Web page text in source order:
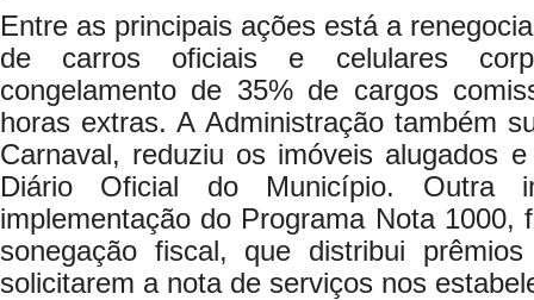
Entre as principais ações está a
de carros oficiais e celulares
congelamento de 35% de cargos
horas extras. A Administração também
Carnaval, reduziu os imóveis alugados
Diário Oficial do Município. Outra
implementação do Programa Nota 1000,
sonegação fiscal, que distribui
solicitarem a nota de serviços nos